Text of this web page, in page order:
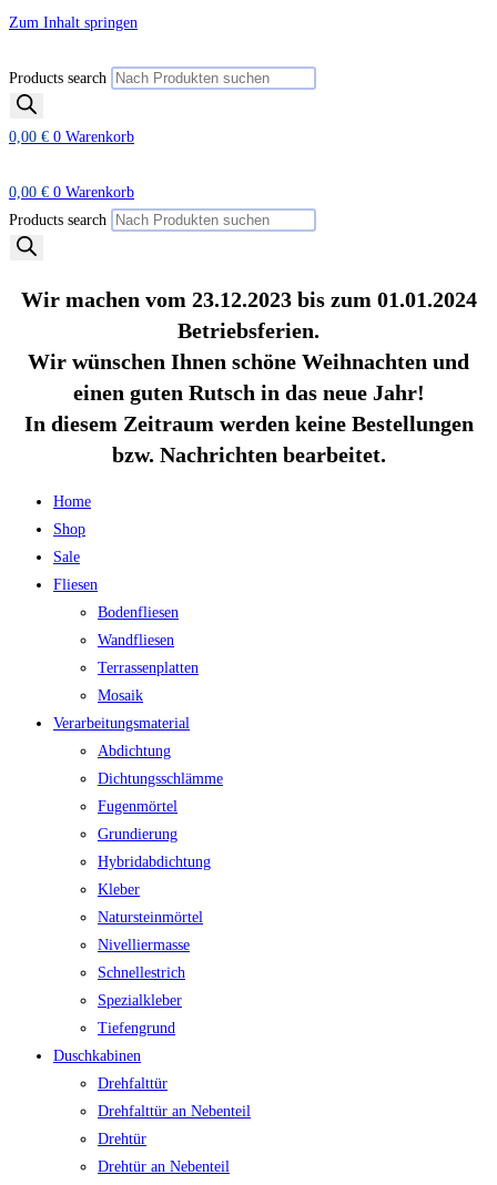
Zum Inhalt springen
Products search
0,00 € 0 Warenkorb
0,00 € 0 Warenkorb
Products search
Wir machen vom 23.12.2023 bis zum 01.01.2024
Betriebsferien.
Wir wünschen Ihnen schöne Weihnachten und
einen guten Rutsch in das neue Jahr!
In diesem Zeitraum werden keine Bestellungen
bzw. Nachrichten bearbeitet.
Home
Shop
Sale
Fliesen
Bodenfliesen
Wandfliesen
Terrassenplatten
Mosaik
Verarbeitungsmaterial
Abdichtung
Dichtungsschlämme
Fugenmörtel
Grundierung
Hybridabdichtung
Kleber
Natursteinmörtel
Nivelliermasse
Schnellestrich
Spezialkleber
Tiefengrund
Duschkabinen
Drehfalttür
Drehfalttür an Nebenteil
Drehtür
Drehtür an Nebenteil